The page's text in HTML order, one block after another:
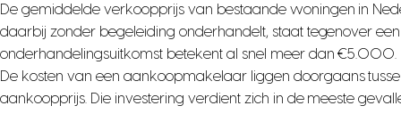
De gemiddelde verkoopprijs van bestaande woningen in
daarbij zonder begeleiding onderhandelt, staat tegenover een
onderhandelingsuitkomst betekent al snel meer dan €5.000.
De kosten van een aankoopmakelaar liggen doorgaans
aankoopprijs. Die investering verdient zich in de meeste